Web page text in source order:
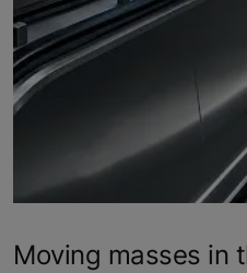
Moving masses in